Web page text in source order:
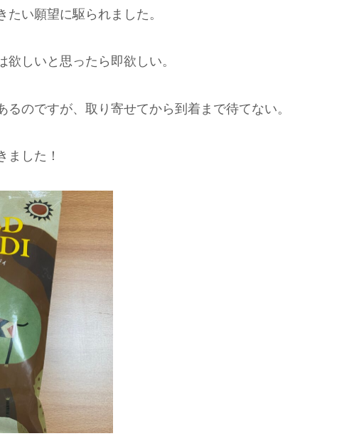
い願望に駆られました。
しいと思ったら即欲しい。
のですが、取り寄せてから到着まで待てない。
ました！